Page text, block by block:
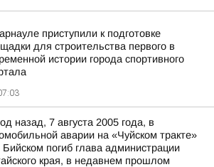
приступили к подготовке
для строительства первого в
истории города спортивного
назад, 7 августа 2005 года, в
аварии на «Чуйском тракте»
Бийском погиб глава администрации
края, в недавнем прошлом